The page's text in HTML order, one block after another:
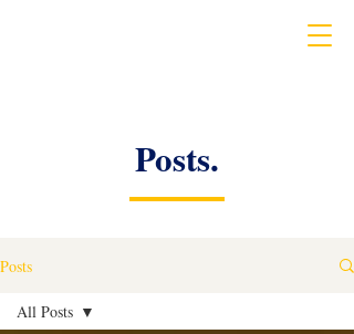
Posts.
Posts
All Posts